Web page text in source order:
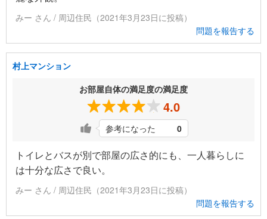
みー さん / 周辺住民（2021年3月23日に投稿）
問題を報告する
村上マンション
お部屋自体の満足度の満足度
4.0
参考になった 0
トイレとバスが別で部屋の広さ的にも、一人暮らしに
は十分な広さで良い。
みー さん / 周辺住民（2021年3月23日に投稿）
問題を報告する